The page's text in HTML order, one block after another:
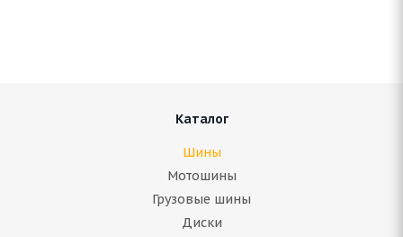
Каталог
Шины
Мотошины
Грузовые шины
Диски